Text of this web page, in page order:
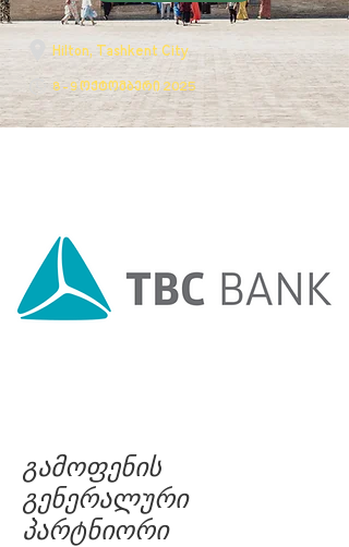
Hilton, Tashkent City
8 - 9 ოქტომბერი 2025
გამოფენის
გენერალური
პარტნიორი